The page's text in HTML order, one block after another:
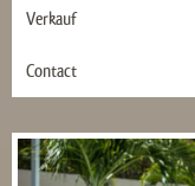
Verkauf
Contact